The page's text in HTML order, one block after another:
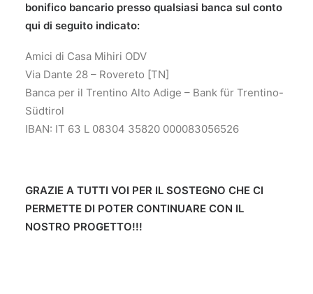
bonifico bancario presso qualsiasi banca sul conto
qui di seguito indicato:
Amici di Casa Mihiri ODV
Via Dante 28 – Rovereto [TN]
Banca per il Trentino Alto Adige – Bank für Trentino-
Südtirol
IBAN: IT 63 L 08304 35820 000083056526
GRAZIE A TUTTI VOI PER IL SOSTEGNO CHE CI
PERMETTE DI POTER CONTINUARE CON IL
NOSTRO PROGETTO!!!